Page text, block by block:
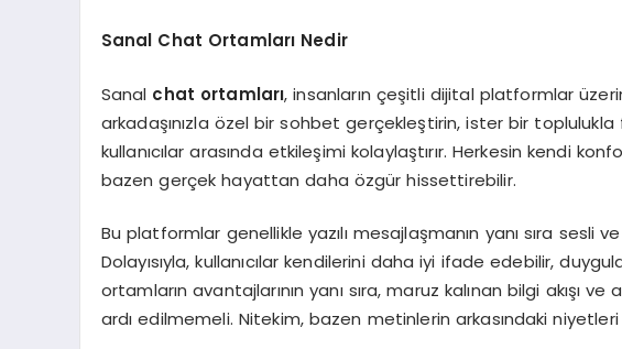
Sanal Chat Ortamları Nedir
Sanal chat ortamları, insanların çeşitli dijital platformlar
arkadaşınızla özel bir sohbet gerçekleştirin, ister bir
kullanıcılar arasında etkileşimi kolaylaştırır. Herkesin kendi
bazen gerçek hayattan daha özgür hissettirebilir.
Bu platformlar genellikle yazılı mesajlaşmanın yanı sıra sesli
Dolayısıyla, kullanıcılar kendilerini daha iyi ifade edebilir,
ortamların avantajlarının yanı sıra, maruz kalınan bilgi akışı
ardı edilmemeli. Nitekim, bazen metinlerin arkasındaki